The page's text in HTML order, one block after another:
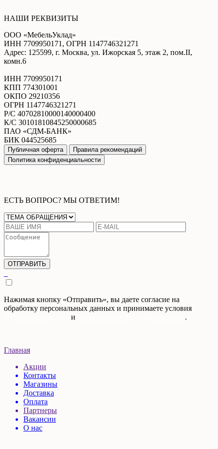
НАШИ РЕКВИЗИТЫ
ООО «МебельУклад»
ИНН 7709950171, ОГРН 1147746321271
Адрес: 125599, г. Москва, ул. Ижорская 5, этаж 2, пом.II,
комн.6
ИНН 7709950171
КПП 774301001
ОКПО 29210356
ОГРН 1147746321271
Р/С 40702810000140000400
К/С 30101810845250000685
ПАО «СДМ-БАНК»
БИК 044525685
Публичная оферта
Правила рекомендаций
Политика конфиденциальности
ЕСТЬ ВОПРОС? МЫ ОТВЕТИМ!
Нажимая кнопку «Отправить», вы даете согласие на
обработку персональных данных и принимаете условия
и .
Главная
Акции
Контакты
Магазины
Доставка
Оплата
Партнеры
Вакансии
О нас